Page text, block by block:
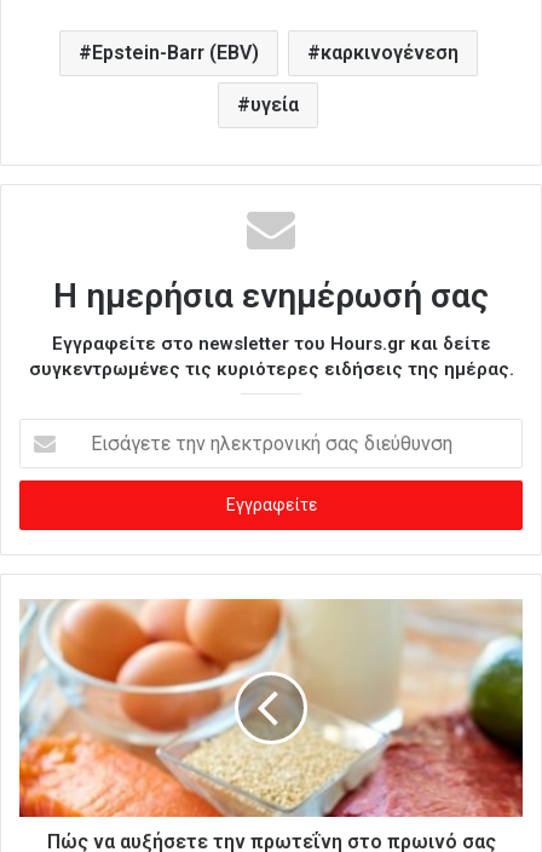
Epstein-Barr (EBV) καρκινογένεση
υγεία
Η ημερήσια ενημέρωσή σας
Εγγραφείτε στο newsletter του Hours.gr και δείτε
συγκεντρωμένες τις κυριότερες ειδήσεις της ημέρας.
σ
γ
ε
τ
η
ν
η
λ
ε
κ
τ
Πώς να αυξήσετε την πρωτεΐνη στο πρωινό σας